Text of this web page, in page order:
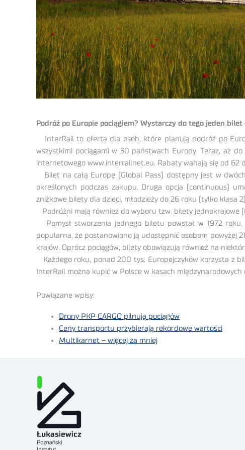
Podróż po Europie pociągiem? Wystarczy do tego jeden
InterRail to oferta dla osób, które planują podróż po
wszystkimi pociągami w 30 państwach Europy. Teraz, aż
internetowego www.interrailnet.eu. Rabaty wahają się od 62
Bilet na całą Europę (Global Pass) dostępny jest w
określonych podczas zakupu. Druga opcja (continuous)
zniżkowe bilety dla dzieci, młodzieży do 26 roku (tylko klasa
Podróżni mają również do wyboru tzw. bilety jednokrajowe
Pomysł stworzenia jednego biletu powstał w 1972 roku,
popularna, że postanowiono ją udostępnić osobom powyżej
krajów. Oprócz pociągów, bilety obowiązują również na
Każdego roku, ponad 200 tys. Europejczyków korzysta z
InterRail można kupić w Polsce w kasach
Powiązane wpisy:
Drony PKP CARGO pilnują pociągów
Ceny transportu przybierają rekordowe wartości
Multikarnet – więcej za mniej